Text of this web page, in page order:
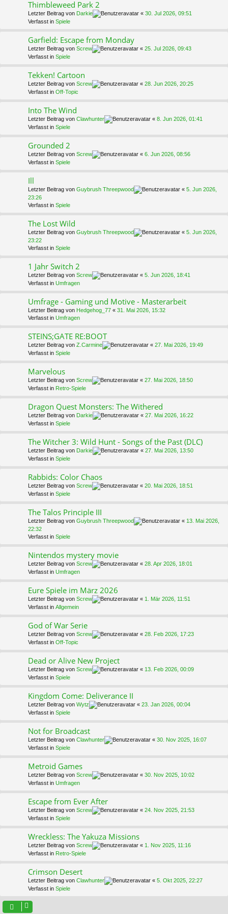
Thimbleweed Park 2
Letzter Beitrag von Darkie « 30. Jul 2026, 09:51
Verfasst in Spiele
Garfield: Escape from Monday
Letzter Beitrag von Screw « 25. Jul 2026, 09:43
Verfasst in Spiele
Tekken! Cartoon
Letzter Beitrag von Screw « 28. Jun 2026, 20:25
Verfasst in Off-Topic
Into The Wind
Letzter Beitrag von Clawhunter « 8. Jun 2026, 01:41
Verfasst in Spiele
Grounded 2
Letzter Beitrag von Screw « 6. Jun 2026, 08:56
Verfasst in Spiele
Ill
Letzter Beitrag von Guybrush Threepwood « 5. Jun 2026,
23:26
Verfasst in Spiele
The Lost Wild
Letzter Beitrag von Guybrush Threepwood « 5. Jun 2026,
23:22
Verfasst in Spiele
1 Jahr Switch 2
Letzter Beitrag von Screw « 5. Jun 2026, 18:41
Verfasst in Umfragen
Umfrage - Gaming und Motive - Masterarbeit
Letzter Beitrag von Hedgehog_77 « 31. Mai 2026, 15:32
Verfasst in Umfragen
STEINS;GATE RE:BOOT
Letzter Beitrag von Z.Carmine « 27. Mai 2026, 19:49
Verfasst in Spiele
Marvelous
Letzter Beitrag von Screw « 27. Mai 2026, 18:50
Verfasst in Retro-Spiele
Dragon Quest Monsters: The Withered
Letzter Beitrag von Darkie « 27. Mai 2026, 16:22
Verfasst in Spiele
The Witcher 3: Wild Hunt - Songs of the Past (DLC)
Letzter Beitrag von Darkie « 27. Mai 2026, 13:50
Verfasst in Spiele
Rabbids: Color Chaos
Letzter Beitrag von Screw « 20. Mai 2026, 18:51
Verfasst in Spiele
The Talos Principle III
Letzter Beitrag von Guybrush Threepwood « 13. Mai 2026,
22:32
Verfasst in Spiele
Nintendos mystery movie
Letzter Beitrag von Screw « 28. Apr 2026, 18:01
Verfasst in Umfragen
Eure Spiele im März 2026
Letzter Beitrag von Screw « 1. Mär 2026, 11:51
Verfasst in Allgemein
God of War Serie
Letzter Beitrag von Screw « 28. Feb 2026, 17:23
Verfasst in Off-Topic
Dead or Alive New Project
Letzter Beitrag von Screw « 13. Feb 2026, 00:09
Verfasst in Spiele
Kingdom Come: Deliverance II
Letzter Beitrag von Wytz « 23. Jan 2026, 00:04
Verfasst in Spiele
Not for Broadcast
Letzter Beitrag von Clawhunter « 30. Nov 2025, 16:07
Verfasst in Spiele
Metroid Games
Letzter Beitrag von Screw « 30. Nov 2025, 10:02
Verfasst in Umfragen
Escape from Ever After
Letzter Beitrag von Screw « 24. Nov 2025, 21:53
Verfasst in Spiele
Wreckless: The Yakuza Missions
Letzter Beitrag von Screw « 1. Nov 2025, 11:16
Verfasst in Retro-Spiele
Crimson Desert
Letzter Beitrag von Clawhunter « 5. Okt 2025, 22:27
Verfasst in Spiele